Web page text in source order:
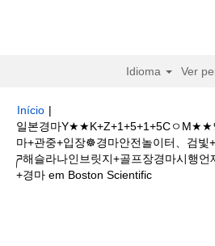
Idioma Ver
Início |
일본경마Y★★K+Z+1+5+1+5CㅇM★★
마+관중+입장☸경마안전놀이터、검
ཌ해슬라나인브릿지+골프장경마시행
+경마 em Boston Scientific(página